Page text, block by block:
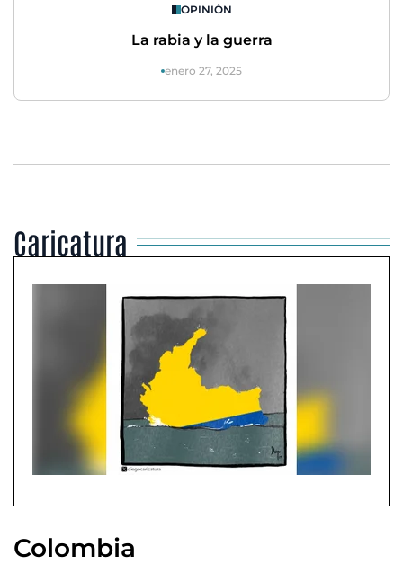
OPINIÓN
La rabia y la guerra
enero 27, 2025
Caricatura
Colombia